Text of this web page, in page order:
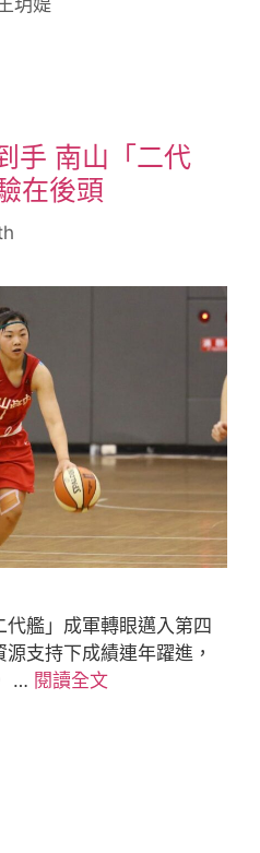
玥媞
手 南山「二代
在後頭
艦」成軍轉眼邁入第四
支持下成績連年躍進，
… 閱讀全文